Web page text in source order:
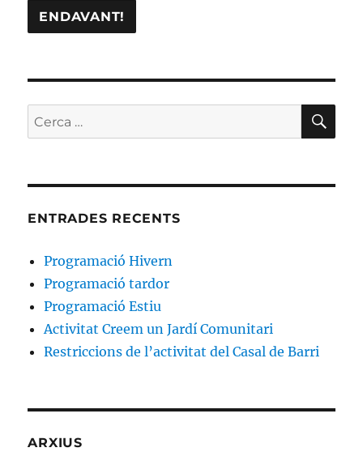
Cerca:
ENTRADES RECENTS
Programació Hivern
Programació tardor
Programació Estiu
Activitat Creem un Jardí Comunitari
Restriccions de l’activitat del Casal de Barri
ARXIUS